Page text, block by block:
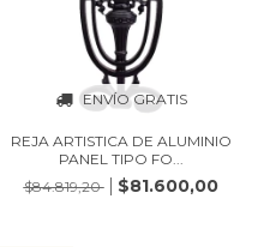
ENVÍO GRATIS
REJA ARTISTICA DE ALUMINIO
PANEL TIPO FO...
$84.819,20
$81.600,00